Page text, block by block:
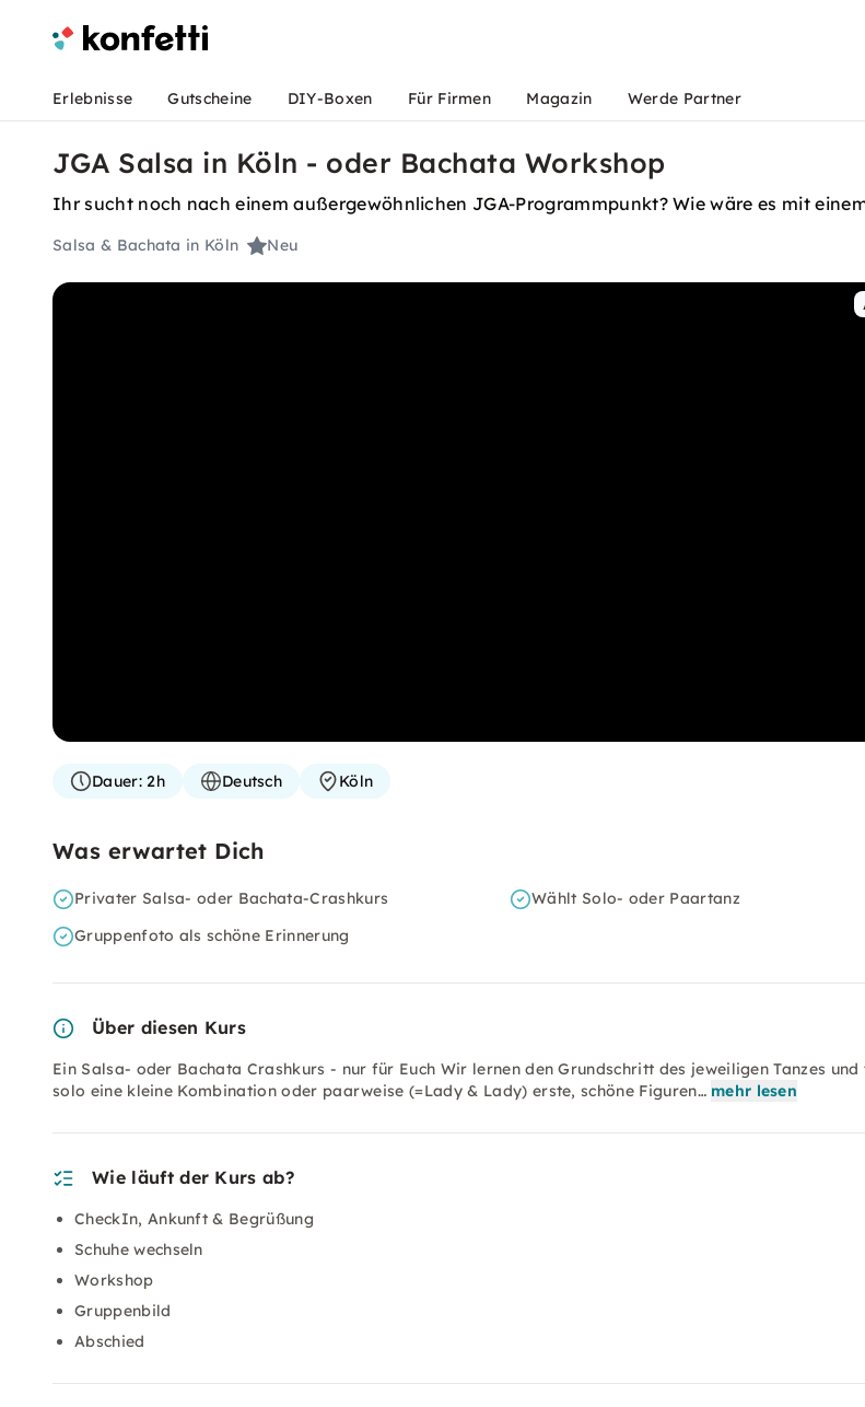
Erlebnisse Gutscheine DIY-Boxen Für Firmen Magazin Werde Partner
JGA Salsa in Köln - oder Bachata Workshop
Ihr sucht noch nach einem außergewöhnlichen JGA-Programmpunkt? Wie wäre es mit
Salsa & Bachata in Köln Neu
Dauer:2h Deutsch Köln
Was erwartet Dich
Privater Salsa- oder Bachata-Crashkurs
Wählt Solo- oder Paartanz
Gruppenfoto als schöne Erinnerung
Über diesen Kurs
Ein Salsa- oder Bachata Crashkurs - nur für Euch Wir lernen den Grundschritt des jeweiligen Tanzes und
solo eine kleine Kombination oder paarweise (=Lady & Lady) erste, schöne Figuren… mehr lesen
Wie läuft der Kurs ab?
CheckIn, Ankunft & Begrüßung
Schuhe wechseln
Workshop
Gruppenbild
Abschied